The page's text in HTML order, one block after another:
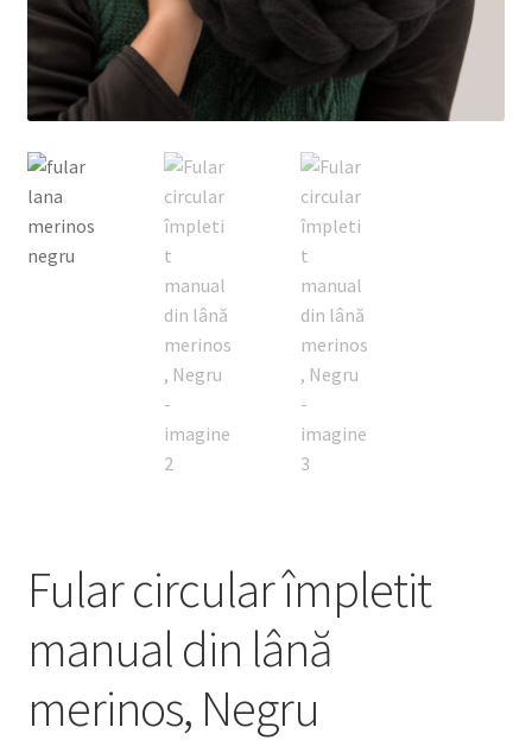
Fular circular împletit
manual din lână
merinos, Negru